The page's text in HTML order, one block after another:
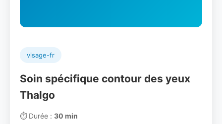
visage-fr
Soin spécifique contour des yeux
Thalgo
⏱️Durée : 30 min